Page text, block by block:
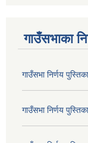
गाउँसभाका
गाउँसभा निर्णय
गाउँसभा निर्णय